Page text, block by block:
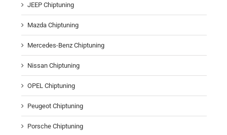
JEEP Chiptuning
Mazda Chiptuning
Mercedes-Benz Chiptuning
Nissan Chiptuning
OPEL Chiptuning
Peugeot Chiptuning
Porsche Chiptuning